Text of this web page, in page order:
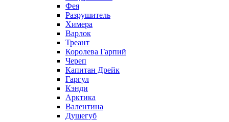
Фея
Разрушитель
Химера
Варлок
Треант
Королева Гарпий
Череп
Капитан Дрейк
Гаргул
Кэнди
Арктика
Валентина
Душегуб